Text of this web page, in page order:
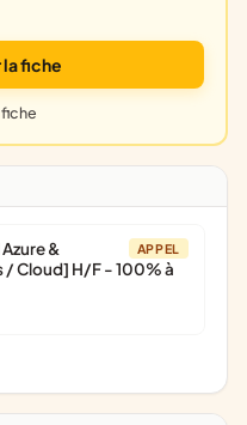
fiche
fiche
APPEL
&
/ Cloud] H/F - 100% à